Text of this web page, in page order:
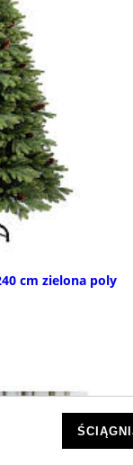
cm zielona poly